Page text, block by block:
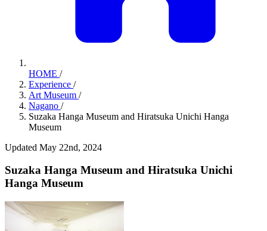
HOME /
Experience /
Art Museum /
Nagano /
Suzaka Hanga Museum and Hiratsuka Unichi Hanga
Museum
Updated May 22nd, 2024
Suzaka Hanga Museum and Hiratsuka Unichi
Hanga Museum